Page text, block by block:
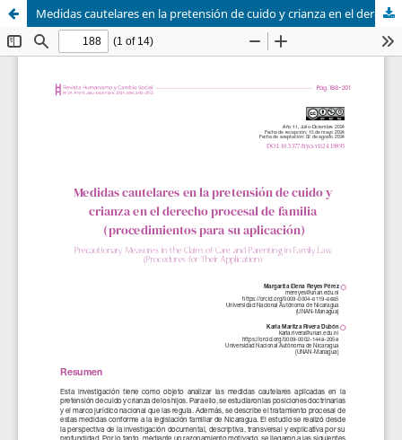
Medidas cautelares en la pretensión de cuido y crianza en el derecho procesal de familia (procedimientos para su aplicación)